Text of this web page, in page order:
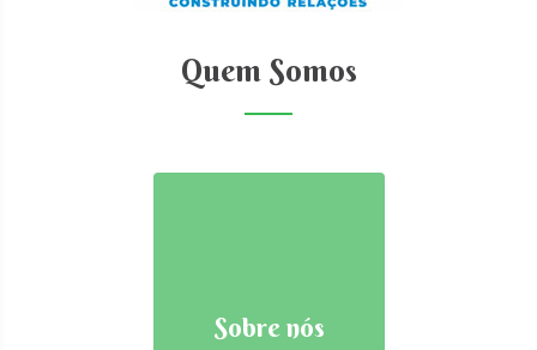
Quem Somos
Sobre nós